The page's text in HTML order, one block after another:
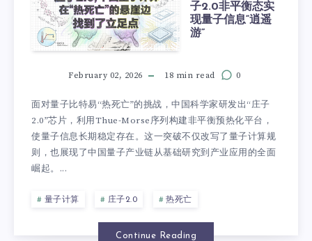
子2.0非平衡态实
现量子信息“逍遥
游”
February 02, 2026 18 min read 0
面对量子比特易“热死亡”的挑战，中国科学家研发出“庄子
2.0”芯片，利用Thue-Morse序列构建非平衡预热化平台，
使量子信息长期稳定存在。这一突破不仅改写了量子计算规
则，也展现了中国量子产业链从基础研究到产业应用的全面
崛起。...
量子计算 庄子2.0 热死亡
Continue Reading